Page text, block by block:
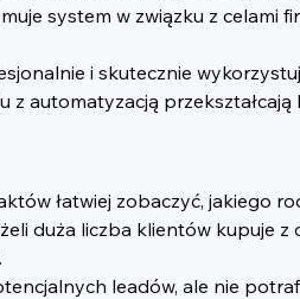
system w związku z celami
i skutecznie
z automatyzacją
łatwiej zobaczyć, jakiego
duża liczba klientów kupuje z
leadów, ale nie